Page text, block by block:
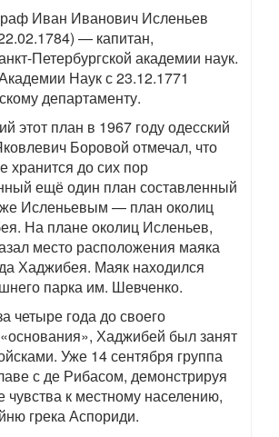
Иван Иванович Исленьев
— капитан,
Петербургской академии наук.
Наук с 23.12.1771
департаменту.
этот план в 1967 году одесский
Боровой отмечал, что
хранится до сих пор
ещё один план составленный
же Исленьевым — план околиц
На плане околиц Исленьев,
место расположения маяка
Хаджибея. Маяк находился
парка им. Шевченко.
четыре года до своего
Хаджибей был занят
Уже 14 сентября группа
с де Рибасом, демонстрируя
чувства к местному населению,
грека Аспориди.